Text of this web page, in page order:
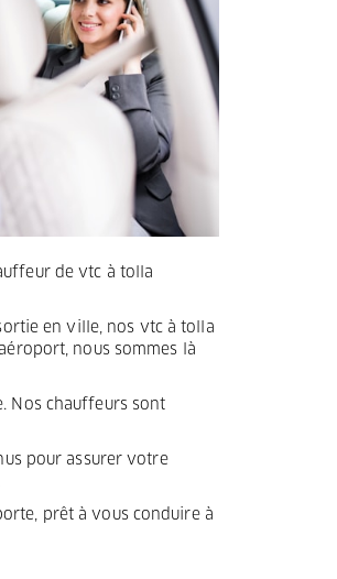
de vtc à tolla
en ville, nos vtc à tolla
nous sommes là
Nos chauffeurs sont
pour assurer votre
prêt à vous conduire à